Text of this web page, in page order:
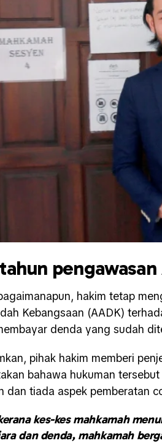
pengawasan
hakim tetap
Kebangsaan (AADK)
denda yang sudah
pihak hakim memberi
bahawa hukuman
dan tiada aspek pemberatan
kes-kes mahkamah
dan denda, mahkamah